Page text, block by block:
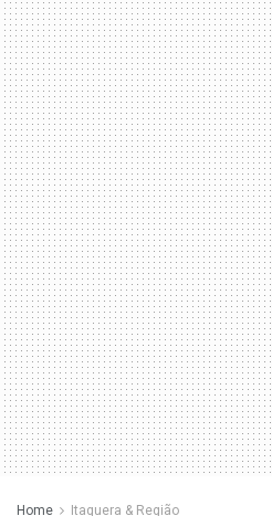
Home Itaquera & Região